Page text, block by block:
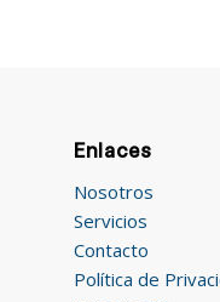
Enlaces
Nosotros
Servicios
Contacto
Política de